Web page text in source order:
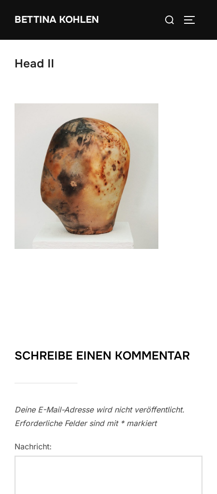
InhaltBETTINA KOHLEN
Suchen
Head II
SCHREIBE EINEN KOMMENTAR
Deine E-Mail-Adresse wird nicht veröffentlicht.
Erforderliche Felder sind mit *markiert
Nachricht: